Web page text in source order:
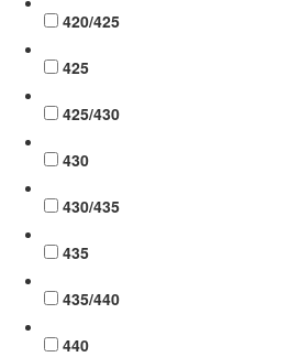
420/425
425
425/430
430
430/435
435
435/440
440